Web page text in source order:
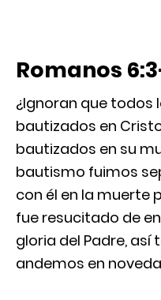
Romanos
¿Ignoran que todos
bautizados en
bautizados en su
bautismo fuimos
con él en la muerte
fue resucitado de
gloria del Padre,
andemos en